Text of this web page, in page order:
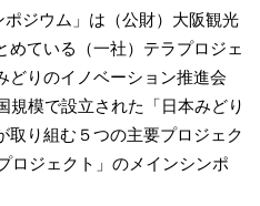
ポジウム」は（公財）大阪観光
めている（一社）テラプロジェ
どりのイノベーション推進会
規模で設立された「日本みどり
取り組む５つの主要プロジェク
ロジェクト」のメインシンポ